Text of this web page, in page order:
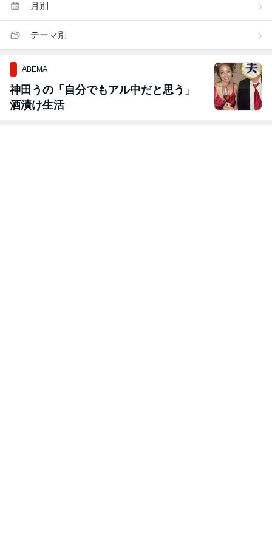
月別
テーマ別
ABEMA
神田うの「自分でもアル中だと思う」
酒漬け生活